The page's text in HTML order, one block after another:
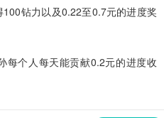
钻力以及0.22至0.7元的进度奖
每个人每天能贡献0.2元的进度收